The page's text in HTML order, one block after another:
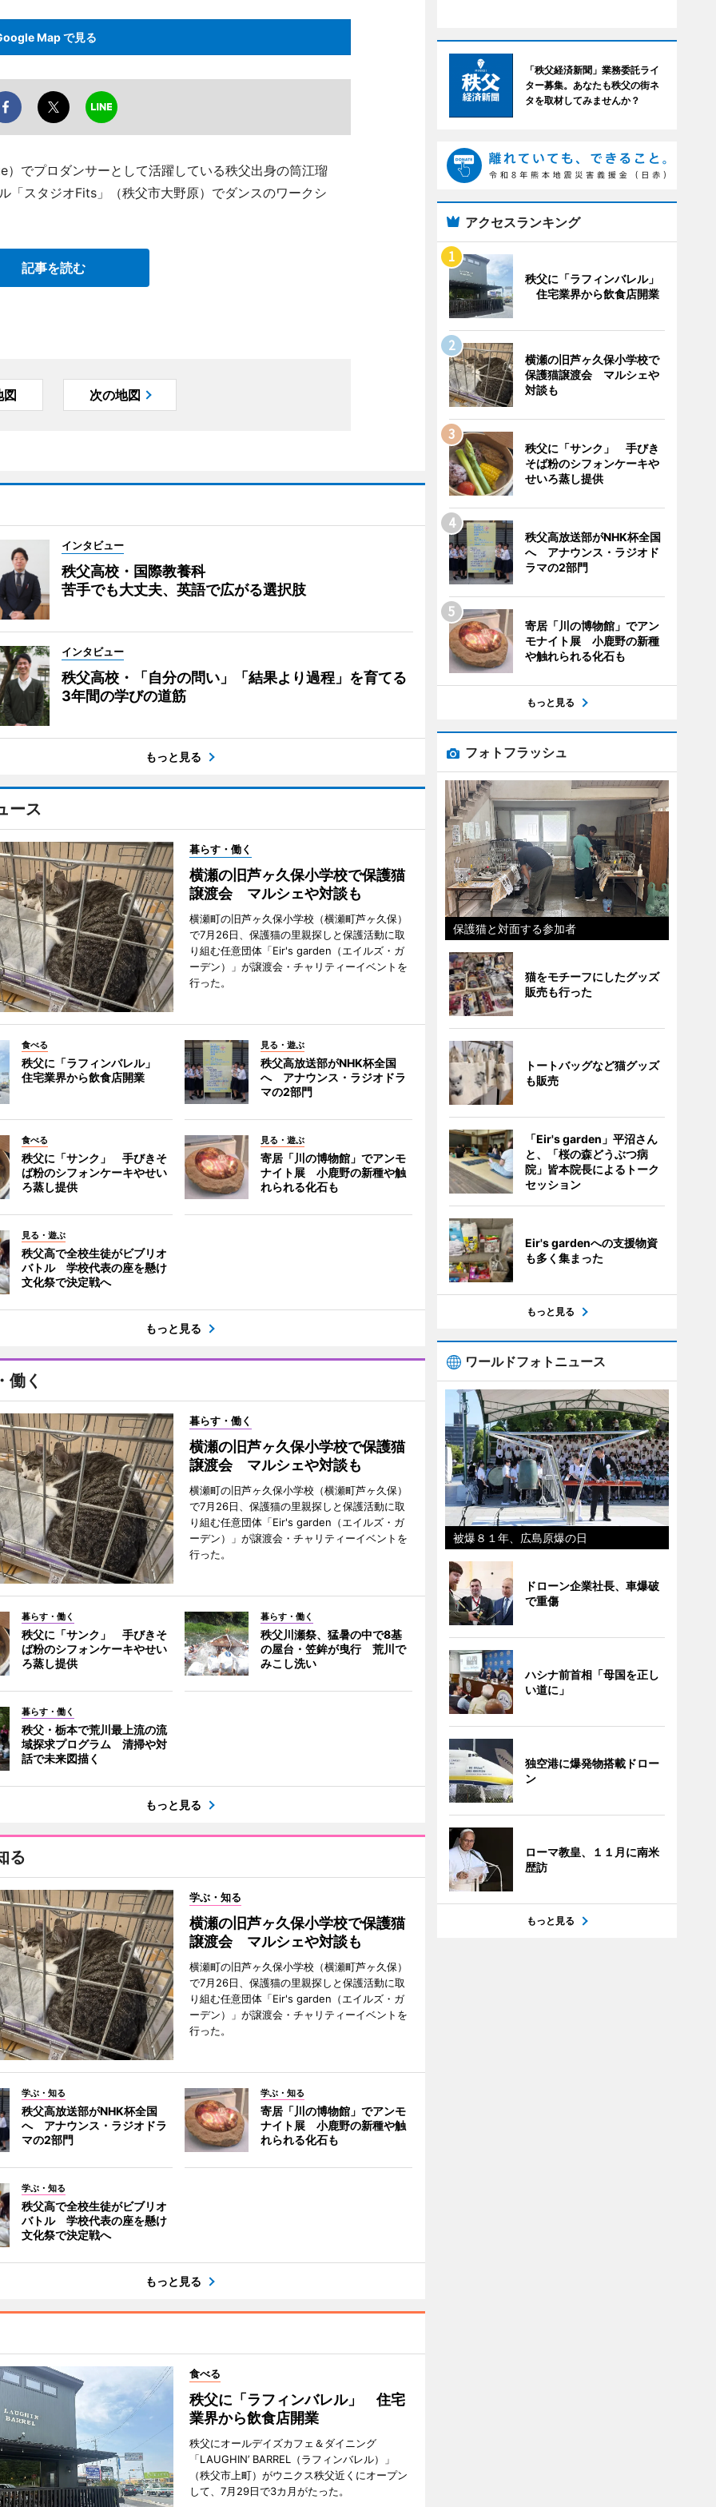
Map で見る
でプロダンサーとして活躍している秩父出身の筒江瑠
「スタジオFits」（秩父市大野原）でダンスのワークシ
記事を読む
図 次の地図
インタビュー
秩父高校・国際教養科
苦手でも大丈夫、英語で広がる選択肢
インタビュー
秩父高校・「自分の問い」「結果より過程」を育てる
3年間の学びの道筋
もっと見る
ース
暮らす・働く
横瀬の旧芦ヶ久保小学校で保護猫
譲渡会 マルシェや対談も
横瀬町の旧芦ヶ久保小学校（横瀬町芦ヶ久保）
で7月26日、保護猫の里親探しと保護活動に取
り組む任意団体「Eir's garden（エイルズ・ガ
ーデン）」が譲渡会・チャリティーイベントを
行った。
食べる
秩父に「ラフィンバレル」
住宅業界から飲食店開業
見る・遊ぶ
秩父高放送部がNHK杯全国
へ アナウンス・ラジオドラ
マの2部門
食べる
秩父に「サンク」 手びきそ
ば粉のシフォンケーキやせい
ろ蒸し提供
見る・遊ぶ
寄居「川の博物館」でアンモ
ナイト展 小鹿野の新種や触
れられる化石も
見る・遊ぶ
秩父高で全校生徒がビブリオ
バトル 学校代表の座を懸け
文化祭で決定戦へ
もっと見る
働く
暮らす・働く
横瀬の旧芦ヶ久保小学校で保護猫
譲渡会 マルシェや対談も
横瀬町の旧芦ヶ久保小学校（横瀬町芦ヶ久保）
で7月26日、保護猫の里親探しと保護活動に取
り組む任意団体「Eir's garden（エイルズ・ガ
ーデン）」が譲渡会・チャリティーイベントを
行った。
暮らす・働く
秩父に「サンク」 手びきそ
ば粉のシフォンケーキやせい
ろ蒸し提供
暮らす・働く
秩父川瀬祭、猛暑の中で8基
の屋台・笠鉾が曳行 荒川で
みこし洗い
暮らす・働く
秩父・栃本で荒川最上流の流
域探求プログラム 清掃や対
話で未来図描く
もっと見る
る
学ぶ・知る
横瀬の旧芦ヶ久保小学校で保護猫
譲渡会 マルシェや対談も
横瀬町の旧芦ヶ久保小学校（横瀬町芦ヶ久保）
で7月26日、保護猫の里親探しと保護活動に取
り組む任意団体「Eir's garden（エイルズ・ガ
ーデン）」が譲渡会・チャリティーイベントを
行った。
学ぶ・知る
秩父高放送部がNHK杯全国
へ アナウンス・ラジオドラ
マの2部門
学ぶ・知る
寄居「川の博物館」でアンモ
ナイト展 小鹿野の新種や触
れられる化石も
学ぶ・知る
秩父高で全校生徒がビブリオ
バトル 学校代表の座を懸け
文化祭で決定戦へ
もっと見る
食べる
秩父に「ラフィンバレル」 住宅
業界から飲食店開業
秩父にオールデイズカフェ＆ダイニング
「LAUGHIN’ BARREL（ラフィンバレル）」
（秩父市上町）がウニクス秩父近くにオープン
して、7月29日で3カ月がたった。
「秩父経済新聞」業務委託ライ
ター募集。あなたも秩父の街ネ
タを取材してみませんか？
アクセスランキング
秩父に「ラフィンバレル」
住宅業界から飲食店開業
横瀬の旧芦ヶ久保小学校で
保護猫譲渡会 マルシェや
対談も
秩父に「サンク」 手びき
そば粉のシフォンケーキや
せいろ蒸し提供
秩父高放送部がNHK杯全国
へ アナウンス・ラジオド
ラマの2部門
寄居「川の博物館」でアン
モナイト展 小鹿野の新種
や触れられる化石も
もっと見る
フォトフラッシュ
保護猫と対面する参加者
猫をモチーフにしたグッズ
販売も行った
トートバッグなど猫グッズ
も販売
「Eir's garden」平沼さん
と、「桜の森どうぶつ病
院」皆本院長によるトーク
セッション
Eir's gardenへの支援物資
も多く集まった
もっと見る
ワールドフォトニュース
被爆８１年、広島原爆の日
ドローン企業社長、車爆破
で重傷
ハシナ前首相「母国を正し
い道に」
独空港に爆発物搭載ドロー
ン
ローマ教皇、１１月に南米
歴訪
もっと見る